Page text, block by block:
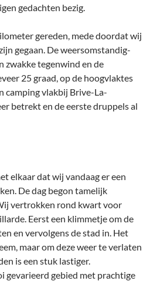
gedachten bezig.
gereden, mede doordat wij
gegaan. De weersomstandig-
zwakke tegenwind en de
25 graad, op de hoogvlaktes
camping vlakbij Brive-La-
betrekt en de eerste druppels al
elkaar dat wij vandaag er een
De dag begon tamelijk
vertrokken rond kwart voor
Eerst een klimmetje om de
en vervolgens de stad in. Het
maar om deze weer te verlaten
is een stuk lastiger.
gevarieerd gebied met prachtige